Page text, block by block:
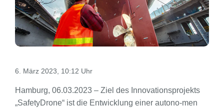
6. März 2023, 10:12 Uhr
Hamburg, 06.03.2023 – Ziel des Innovationsprojekts
„SafetyDrone“ ist die Entwicklung einer autono-men